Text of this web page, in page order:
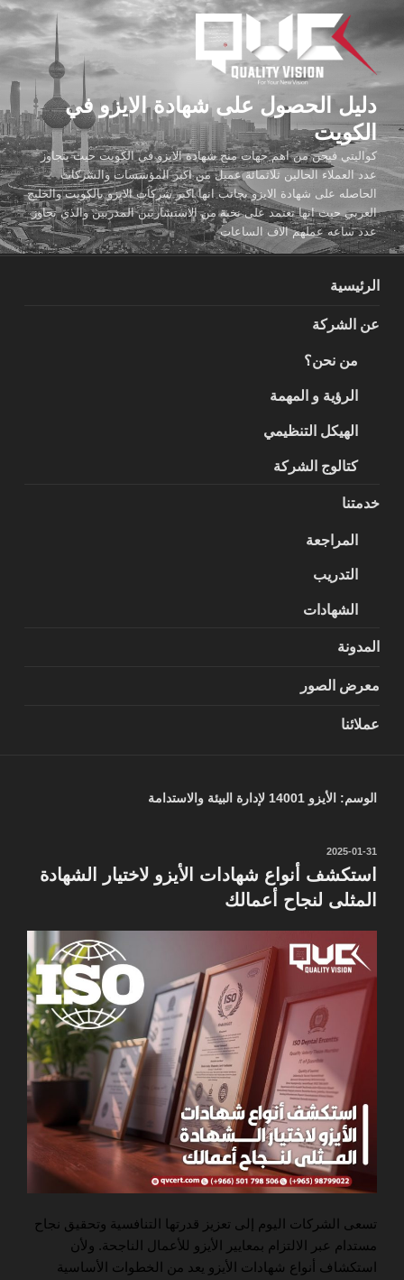
المحتوى
دليل الحصول على شهادة الايزو في
الكويت
كواليتي فيجن من اهم جهات منح شهادة الايزو في الكويت حيث يتجاوز
عدد العملاء الحالين ثلاثمائة عميل من اكبر المؤسسات والشركات
الحاصله على شهادة الايزو بجانب انها اكبر شركات الايزو بالكويت والخليج
العربي حيث انها تعتمد على نخبة من الاستشاريين المدربين والذي تجاوز
عدد ساعه عملهم الاف الساعات
الرئيسية
عن الشركة
من نحن؟
الرؤية و المهمة
الهيكل التنظيمي
كتالوج الشركة
خدمتنا
المراجعة
التدريب
الشهادات
المدونة
معرض الصور
عملائنا
الوسم: الأيزو 14001 لإدارة البيئة والاستدامة
نُشر
في
2025-01-31
استكشف أنواع شهادات الأيزو لاختيار الشهادة
المثلى لنجاح أعمالك
تسعى الشركات اليوم إلى تعزيز قدرتها التنافسية وتحقيق نجاح
مستدام عبر الالتزام بمعايير الأيزو للأعمال الناجحة. ولأن
استكشاف أنواع شهادات الأيزو يعد من الخطوات الأساسية